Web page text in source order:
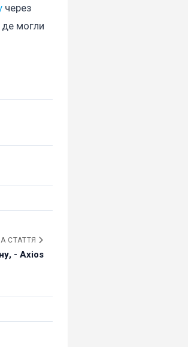
через
де могли
СТАТТЯ
- Axios